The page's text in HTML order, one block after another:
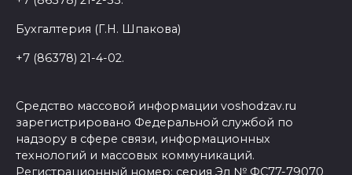
Бухгалтерия (Г.Н. Шпакова)
+7 (86378) 21-4-02.
Средство массовой информации voshodzav.ru
зарегистрировано Федеральной службой по
надзору в сфере связи, информационных
технологий и массовых коммуникаций.
Регистрационный номер: серия Эл № ФС77-79070